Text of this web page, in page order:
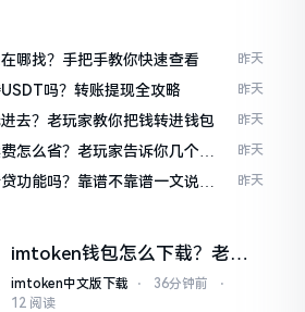
哪找？手把手教你快速查看 昨天
吗？转账提现全攻略 昨天
去？老玩家教你把钱转进钱包 昨天
怎么省？老玩家告诉你几个实
昨天
功能吗？靠谱不靠谱一文说清
昨天
imtoken钱包怎么下载？老用
户告诉你靠谱渠道
imtoken中文版下载 ⋅ 36分钟前
⋅
12 阅读